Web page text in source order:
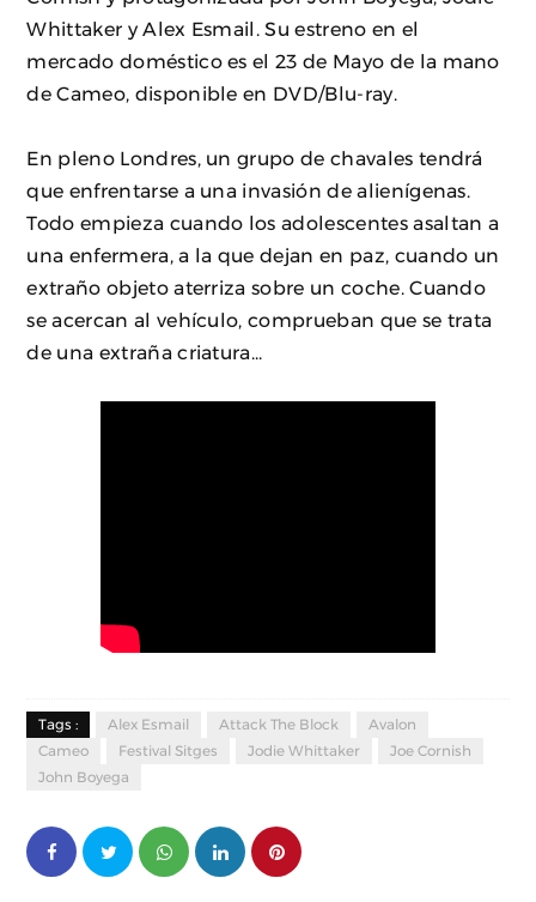
Whittaker y Alex Esmail. Su estreno en el
mercado doméstico es el 23 de Mayo de la mano
de Cameo, disponible en DVD/Blu-ray.
En pleno Londres, un grupo de chavales tendrá
que enfrentarse a una invasión de alienígenas.
Todo empieza cuando los adolescentes asaltan a
una enfermera, a la que dejan en paz, cuando un
extraño objeto aterriza sobre un coche. Cuando
se acercan al vehículo, comprueban que se trata
de una extraña criatura...
Tags : Alex Esmail Attack The Block
Avalon
Cameo
Festival Sitges Jodie Whittaker
Joe Cornish
John Boyega